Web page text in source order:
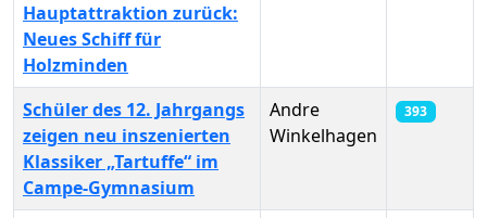
Hauptattraktion zurück:
Neues Schiff für
Holzminden
Schüler des 12. Jahrgangs
zeigen neu inszenierten
Klassiker „Tartuffe“ im
Campe-Gymnasium
Andre
Winkelhagen
393